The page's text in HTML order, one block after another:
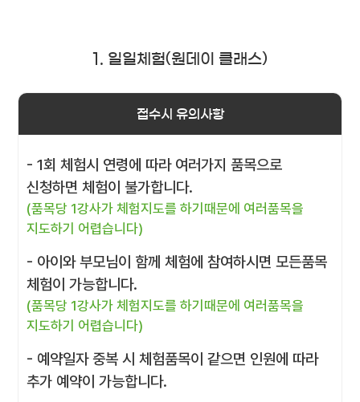
1. 일일체험(원데이 클래스)
접수시 유의사항
- 1회 체험시 연령에 따라 여러가지 품목으로
신청하면 체험이 불가합니다.
(품목당 1강사가 체험지도를 하기때문에 여러품목을
지도하기 어렵습니다)
- 아이와 부모님이 함께 체험에 참여하시면 모든품목
체험이 가능합니다.
(품목당 1강사가 체험지도를 하기때문에 여러품목을
지도하기 어렵습니다)
- 예약일자 중복 시 체험품목이 같으면 인원에 따라
추가 예약이 가능합니다.